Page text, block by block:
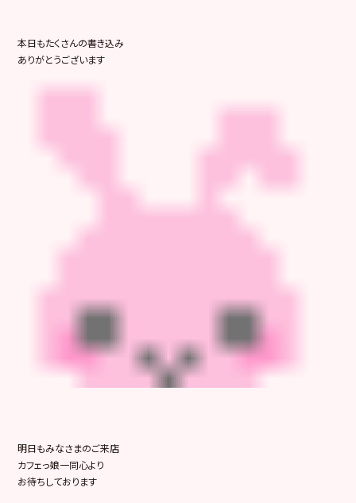
本日もたくさんの書き込み
ありがとうございます
明日もみなさまのご来店
カフェっ娘一同心より
お待ちしております